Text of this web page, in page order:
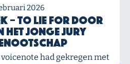
2026
– To Lie For door
het Jonge Jury
had gekregen met